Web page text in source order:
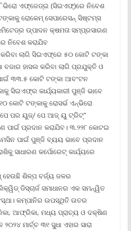
ଏଫ୍‌ଜେଡ୍‌ଇ (ସିଇଏଫ୍‌)ରେ ନିବେଶ
ରୋକେମ୍ ସେପାରେସନ୍ ସିଷ୍ଟମ୍‌ସ
ଉ୍‌ପାଦନ କ୍ଷମତା ସମ୍ପ୍ରସାରଣ
ନିବେଶ କରାଯିବ
ଲାଗି ସିଇଏଫ୍‌ରେ ୫୦ କୋଟି ଟଙ୍କା
ବଜାର ହାସଲ କରିବା ଲାଗି ପ୍ରଯୁକ୍ତି ଓ
୩୩.୫ କୋଟି ଟଙ୍କା ଆବଂଟନ
ସିଇଏଫ୍‌ର କାର୍ଯ୍ୟକାରୀ ପୁଞ୍ଜି ଭାବେ
କୋଟି ଟଙ୍କାକୁ ରୋସର୍ଭ ଏନ୍‌ଭିରୋ
ପର ୟୁଜ୍‌/ ପେ ଆଜ୍ ୟୁ ଟ୍ରିଟ୍‌”
ପାଇଁ ପ୍ରଦାନ କରାଯିବ। ୩.୨୨୮ କୋଟଇ
ପାଇଁ ପୁଞ୍ଜି ବ୍ୟୟ ଭାବେ ପ୍ରଦାନ
ସାଧାରଣ କର୍ପୋରେଟ୍ କାର୍ଯ୍ୟରେ
ଶିଳ୍ପ ବର୍ଜ୍ୟ ଜଳର
ଡିସ୍‌ଚାର୍ଜ ସମାଧାନର ଏକ ସମନ୍ୱିତ
କମ୍ପାନିର ଉପସ୍ଥିତି ଉତର
ଆଫ୍ରିକା, ମଧ୍ୟ ପ୍ରାଚ୍ୟ ଓ ଦକ୍ଷିଣ
ମାର୍ଚ୍ଚ ୩୧ ସୁ୍‌ଧା ଏହାର ସାରା